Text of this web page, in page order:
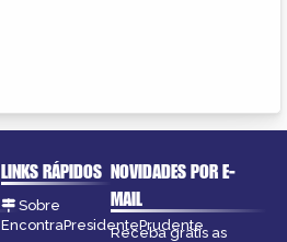
LINKS RÁPIDOS
Sobre
EncontraPresidentePrudente
NOVIDADES POR E-
MAIL
Receba grátis as